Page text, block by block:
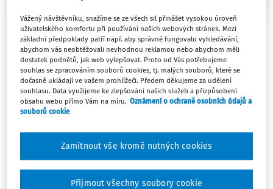
sociální a zdravotní pojištění nebo platí, že v případě
dohod o provedení práce v maximálním limitu bez
odvodů u více zaměstnavatelů se odvádí jen 15%
srážková daň? Konkrétní příklad: dohody jedné osoby u
společností A, s.r.o. = 11.999 Kč, B, s.r.o. = 11.999 Kč, C, s.r.o.
= 5.600, celkem 29.598 měsíčně, z toho 4.440 Kč 15%
srážková daň.
Máte předplatné? Přihlaste se
Vážený návštěvníku, snažíme se ze všech sil přinášet vysokou úroveň
uživatelského komfortu při používání našich webových stránek. Mezi
základní předpoklady patří např. aby správně fungovalo vyhledávání,
abychom vás neobtěžovali nevhodnou reklamou nebo abychom měli
dostatek podnětů, jak web vylepšovat. Proto od Vás potřebujeme
souhlas se zpracováním souborů cookies, tj. malých souborů, které se
dočasně ukládají ve vašem prohlížeči. Předem děkujeme za udělení
souhlasu. Data využijeme ke zlepšování našich služeb a přizpůsobení
obsahu webu přímo Vám na míru. Oznámení o ochraně osobních údajů a
souborů cookie
Zamítnout vše kromě nutných cookies
Přijmout všechny soubory cookie